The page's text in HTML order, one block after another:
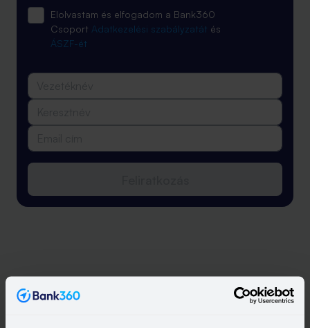
Elolvastam és elfogadom a Bank360
Csoport Adatkezelési szabályzatát és
ÁSZF-ét